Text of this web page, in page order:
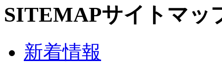
SITEMAPサイトマッ
新着情報